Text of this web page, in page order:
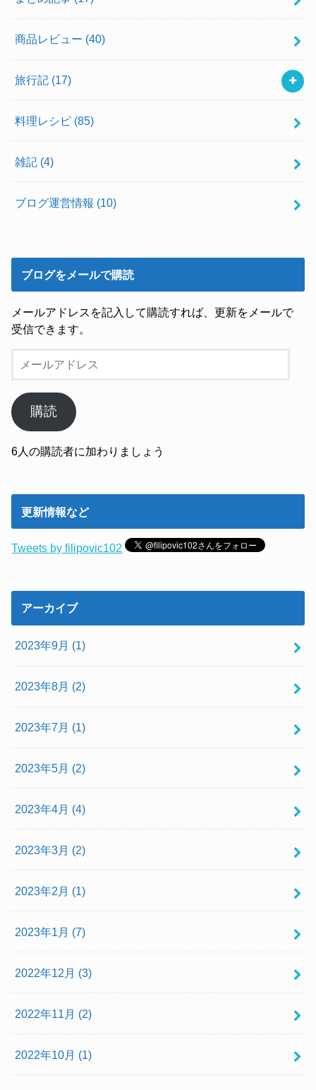
商品レビュー (40)
旅行記 (17)
料理レシピ (85)
雑記 (4)
ブログ運営情報 (10)
ブログをメールで購読
メールアドレスを記入して購読すれば、更新をメールで
受信できます。
ア
ド
ス
購読
6人の購読者に加わりましょう
更新情報など
Tweets by filipovic102
アーカイブ
2023年9月 (1)
2023年8月 (2)
2023年7月 (1)
2023年5月 (2)
2023年4月 (4)
2023年3月 (2)
2023年2月 (1)
2023年1月 (7)
2022年12月 (3)
2022年11月 (2)
2022年10月 (1)